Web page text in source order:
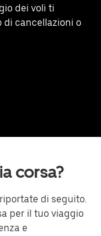
dei voli ti
di cancellazioni o
corsa?
di seguito.
per il tuo viaggio
e